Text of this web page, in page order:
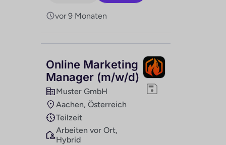
vor 9 Monaten
Online Marketing
Manager (m/w/d)
Muster GmbH
Aachen, Österreich
Teilzeit
Arbeiten vor Ort,
Hybrid